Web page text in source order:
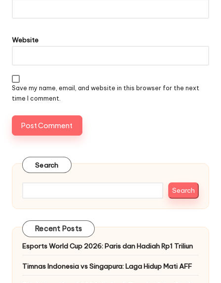
Website
Save my name, email, and website in this browser for the next
time I comment.
Search
Search
Recent Posts
Esports World Cup 2026: Paris dan Hadiah Rp1 Triliun
Timnas Indonesia vs Singapura: Laga Hidup Mati AFF